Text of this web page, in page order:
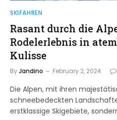
SKIFAHREN
Rasant durch die
Rodelerlebnis in
Kulisse
ByJandino February 2, 2024
Die Alpen, mit ihren
schneebedeckten
erstklassige Skigebiete,